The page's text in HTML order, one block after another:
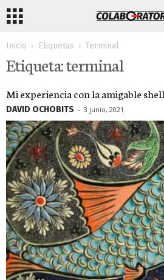
Inicio Etiquetas Terminal
Etiqueta: terminal
Mi experiencia con la amigable
DAVID OCHOBITS - 3 junio, 2021